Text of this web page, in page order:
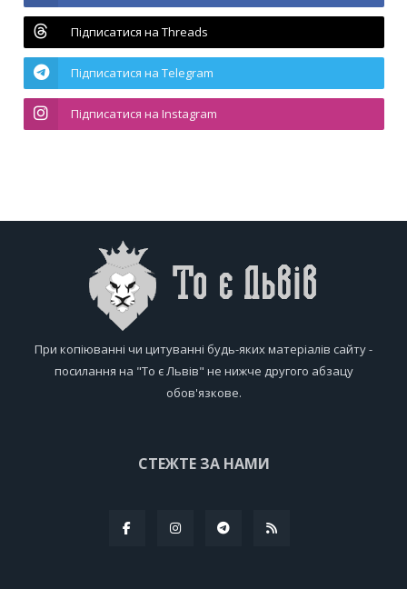
Підписатися на Threads
Підписатися на Telegram
Підписатися на Instagram
При копіюванні чи цитуванні будь-яких матеріалів сайту -
посилання на "То є Львів" не нижче другого абзацу
обов'язкове.
СТЕЖТЕ ЗА НАМИ